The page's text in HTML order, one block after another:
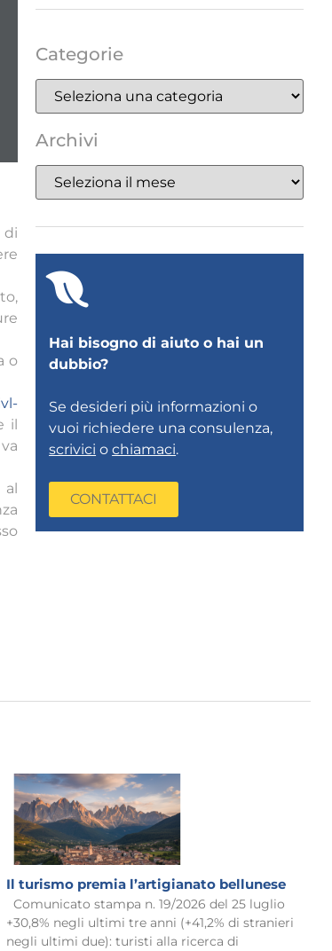
di
o
il
al
Categorie
Archivi
Hai bisogno di aiuto o hai un
dubbio?
Se desideri più informazioni o
vuoi richiedere una consulenza,
scrivici ochiamaci.
CONTATTACI
Il turismo premia l’artigianato bellunese
Comunicato stampa n. 19/2026 del 25 luglio
+30,8% negli ultimi tre anni (+41,2% di stranieri
negli ultimi due): turisti alla ricerca di